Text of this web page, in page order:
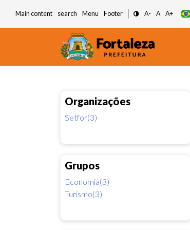
Main content search Menu Footer A- A A+
Organizações
Setfor(3)
Grupos
Economia(3)
Turismo(3)